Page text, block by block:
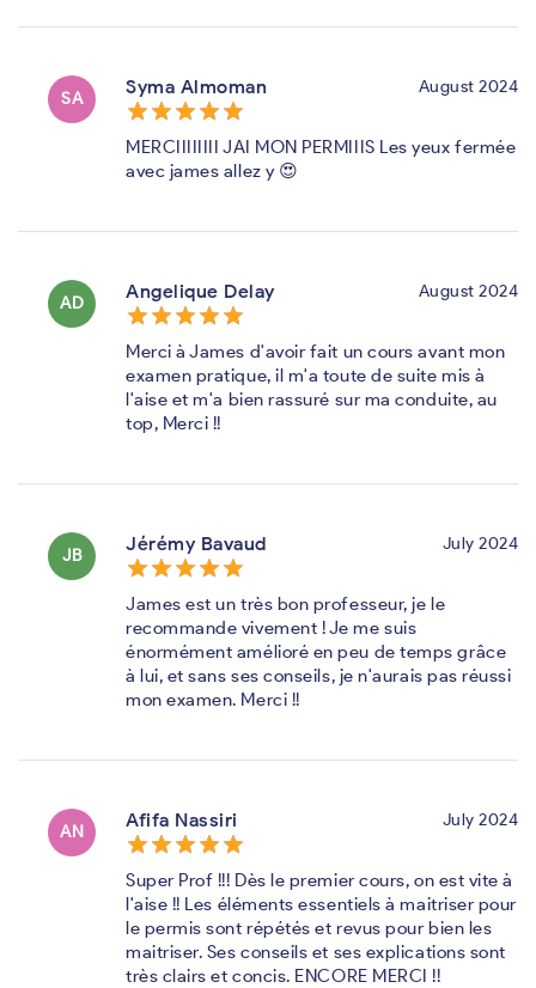
SA
Syma Almoman
star_border
star star_border
star star_border
star star_border
star star_border
star
August 2024
MERCIIIIIIII JAI MON PERMIIIS Les yeux fermée
avec james allez y 😍
AD
Angelique Delay
star_border
star star_border
star star_border
star star_border
star star_border
star
August 2024
Merci à James d'avoir fait un cours avant mon
examen pratique, il m'a toute de suite mis à
l'aise et m'a bien rassuré sur ma conduite, au
top, Merci !!
JB
Jérémy Bavaud
star_border
star star_border
star star_border
star star_border
star star_border
star
July 2024
James est un très bon professeur, je le
recommande vivement ! Je me suis
énormément amélioré en peu de temps grâce
à lui, et sans ses conseils, je n'aurais pas réussi
mon examen. Merci !!
AN
Afifa Nassiri
star_border
star star_border
star star_border
star star_border
star star_border
star
July 2024
Super Prof !!! Dès le premier cours, on est vite à
l'aise !! Les éléments essentiels à maitriser pour
le permis sont répétés et revus pour bien les
maitriser. Ses conseils et ses explications sont
très clairs et concis. ENCORE MERCI !!